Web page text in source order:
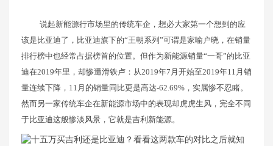
说起新能源行市场里的传统车企，想必大家第一个想到的应
该是比亚迪了，比亚迪旗下的“王朝系列”可谓是家喻户晓，在销量
排行榜中也经常占据榜首的位置。但作为新能源销量“一哥”的比亚
迪在2019年里，却惨遭滑铁卢：从2019年7月开始至2019年11月销
量连续下降，11月的销量同比更是高达-62.69%，实属惨不忍睹。
然而另一家传统车企在新能源市场中的表现却虎虎生风，完全不同
于比亚迪这般惨淡风景，它就是吉利新能源。